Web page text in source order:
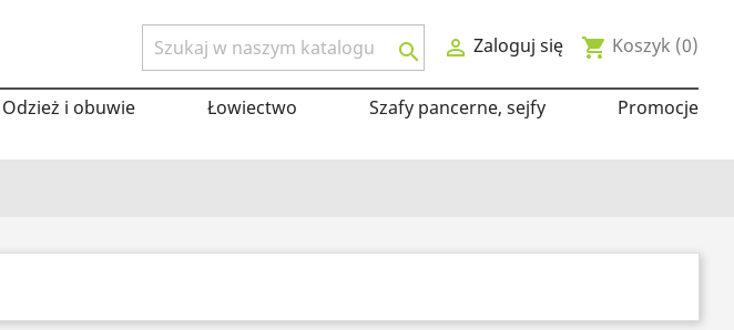
  Zaloguj się shopping_cart Koszyk (0)
Odzież i obuwie Łowiectwo Szafy pancerne, sejfy Promocje